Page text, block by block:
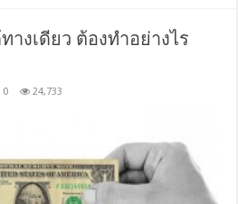
างเดียว ต้องทำอย่างไร
0 24,733